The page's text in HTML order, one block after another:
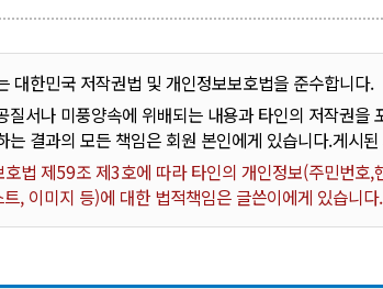
대한민국 저작권법 및 개인정보보호법을 준수합니다.
질서나 미풍양속에 위배되는 내용과 타인의 저작권
는 결과의 모든 책임은 회원 본인에게 있습니다.게시
호법 제59조 제3호에 따라 타인의 개인정보(주민번호
, 이미지 등)에 대한 법적책임은 글쓴이에게 있습니다.